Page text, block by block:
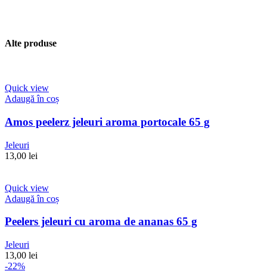
Alte produse
Quick view
Adaugă în coș
Amos peelerz jeleuri aroma portocale 65 g
Jeleuri
13,00 lei
Quick view
Adaugă în coș
Peelers jeleuri cu aroma de ananas 65 g
Jeleuri
13,00 lei
-22%